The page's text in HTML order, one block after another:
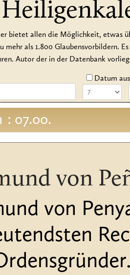
bietet allen die Möglichkeit, etwas
mehr als 1.800 Glaubensvorbildern.
Autor der in der Datenbank
Datum
: 07.00.
von
von